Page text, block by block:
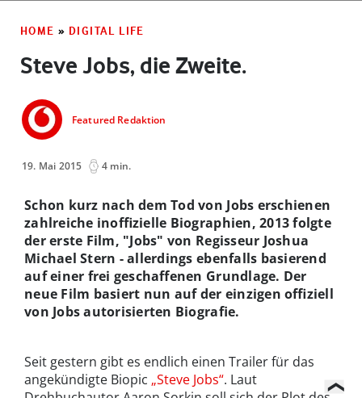
HOME » DIGITAL LIFE
Steve Jobs, die Zweite.
Featured Redaktion
19. Mai 2015 4 min.
Schon kurz nach dem Tod von Jobs erschienen
zahlreiche inoffizielle Biographien, 2013 folgte
der erste Film, "Jobs" von Regisseur Joshua
Michael Stern - allerdings ebenfalls basierend
auf einer frei geschaffenen Grundlage. Der
neue Film basiert nun auf der einzigen offiziell
von Jobs autorisierten Biografie.
Seit gestern gibt es endlich einen Trailer für das
angekündigte Biopic „Steve Jobs“. Laut